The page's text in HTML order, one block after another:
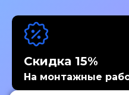
Скидка 15%
На монтажные